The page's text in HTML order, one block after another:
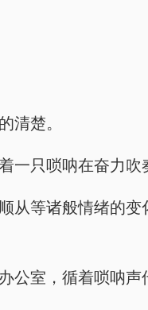
清楚。
一只唢呐在奋力吹
从等诸般情绪的
室，循着唢呐声